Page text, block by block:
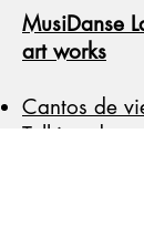
MusiDanse
art works
Cantos de
Talking drum